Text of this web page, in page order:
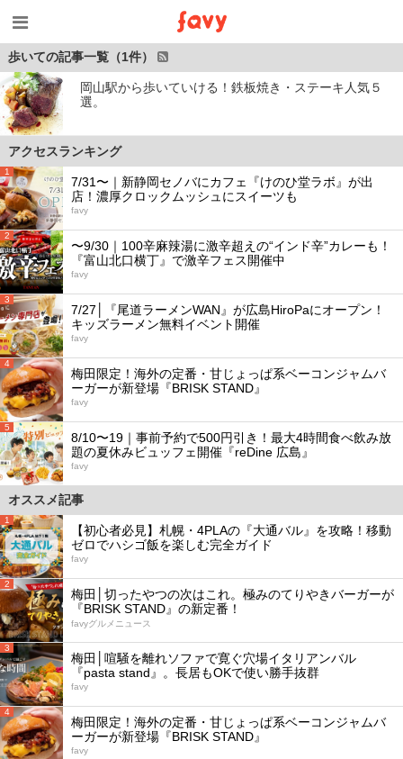
歩いての記事一覧（1件）
岡山駅から歩いていける！鉄板焼き・ステーキ人気５
選。
アクセスランキング
1
7/31〜｜新静岡セノバにカフェ『けのひ堂ラボ』が出
店！濃厚クロックムッシュにスイーツも
favy
2
〜9/30｜100辛麻辣湯に激辛超えの“インド辛”カレーも！
『富山北口横丁』で激辛フェス開催中
favy
3
7/27│『尾道ラーメンWAN』が広島HiroPaにオープン！
キッズラーメン無料イベント開催
favy
4
梅田限定！海外の定番・甘じょっぱ系ベーコンジャムバ
ーガーが新登場『BRISK STAND』
favy
5
8/10〜19｜事前予約で500円引き！最大4時間食べ飲み放
題の夏休みビュッフェ開催『reDine 広島』
favy
オススメ記事
1
【初心者必見】札幌・4PLAの『大通バル』を攻略！移動
ゼロでハシゴ飯を楽しむ完全ガイド
favy
2
梅田│切ったやつの次はこれ。極みのてりやきバーガーが
『BRISK STAND』の新定番！
favyグルメニュース
3
梅田│喧騒を離れソファで寛ぐ穴場イタリアンバル
『pasta stand』。長居もOKで使い勝手抜群
favy
4
梅田限定！海外の定番・甘じょっぱ系ベーコンジャムバ
ーガーが新登場『BRISK STAND』
favy